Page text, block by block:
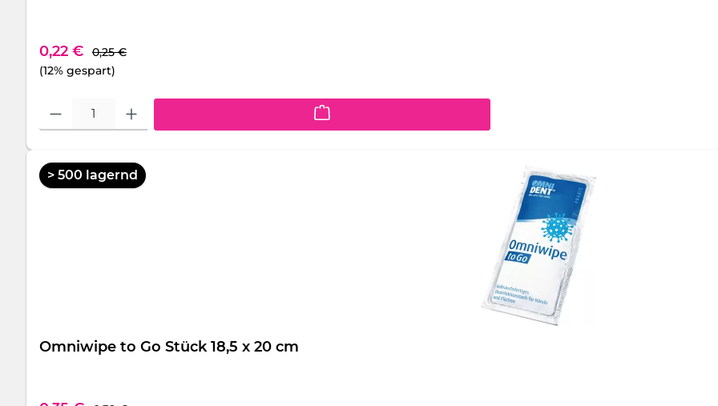
Verkaufspreis:
0,22 € Regulärer Preis:
0,25 €
(12% gespart)
Produkt Anzahl: Gib den gewünschten Wert ein oder benutze die Schaltflächen um die Anzahl zu erhöhen oder zu reduzieren.
> 500 lagernd
Omniwipe to Go Stück 18,5 x 20 cm